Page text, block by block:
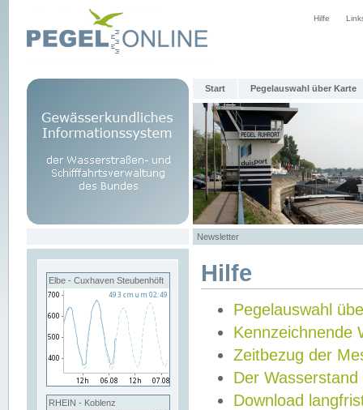
Hilfe
Start Pegelauswahl über Karte
Newsletter
Elbe - Cuxhaven Steubenhöft
RHEIN - Koblenz
Hilfe
Pegelauswahl
Kennzeichnende
Zeitbezug der
Der Wasserstand
Download